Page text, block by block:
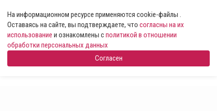
На информационном ресурсе применяются cookie-файлы .
Оставаясь на сайте, вы подтверждаете, что согласны на их
использование и ознакомлены сполитикой в отношении
обработки персональных данных
Согласен